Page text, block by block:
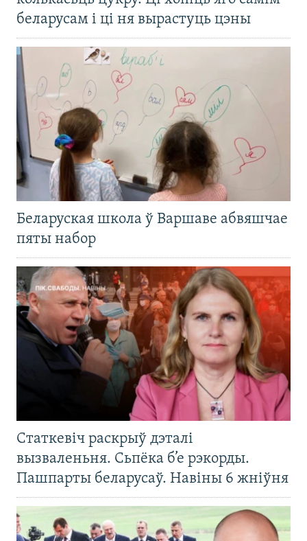
беларусам і ці ня вырастуць цэны
Беларуская школа ў Варшаве абвяшчае
пяты набор
Статкевіч раскрыў дэталі
вызваленьня. Сьпёка б’е рэкорды.
Пашпарты беларусаў. Навіны 6 жніўня